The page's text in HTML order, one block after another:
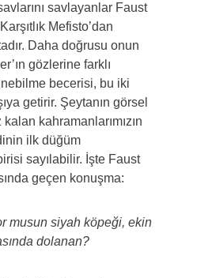
savlayanlar Faust
Mefisto’dan
Daha doğrusu onun
gözlerine farklı
becerisi, bu iki
getirir. Şeytanın görsel
kahramanlarımızın
ilk düğüm
sayılabilir. İşte Faust
geçen konuşma:
musun siyah köpeği, ekin
dolanan?